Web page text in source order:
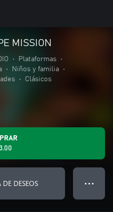
MISSION
• Plataformas
•
• Niños y familia
•
• Clásicos
DESEOS ● ● ●